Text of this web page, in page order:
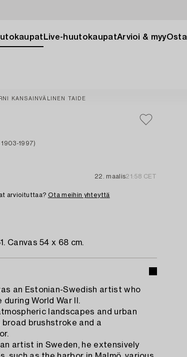
Live-huutokaupatArvioi & myyOsta
KANSAINVÄLINEN TAIDE
1997)
22. maalis21:58 CET
arvioituttaa? Ota meihin yhteyttä
Canvas 54 x 68 cm.
an Estonian-Swedish artist who
World War II.
landscapes and urban
brushstroke and a
artist in Sweden, he extensively